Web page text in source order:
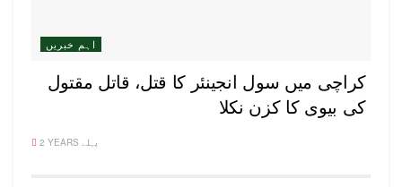
اہم خبریں
کراچی میں سول انجینئر کا قتل، قاتل مقتول
کی بیوی کا کزن نکلا
2 YEARS پہلے